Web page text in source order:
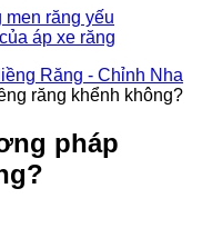
men răng yếu
áp xe răng
Răng - Chỉnh Nha
răng khểnh không?
pháp